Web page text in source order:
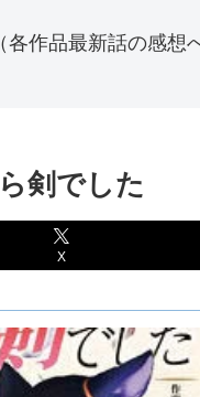
作品最新話の感想
剣でした
X